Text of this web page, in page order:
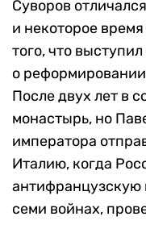
Суворов
и некоторое
того, что
о
После двух лет в
монастырь, но
императора
Италию, когда
антифранцузскую
семи войнах,